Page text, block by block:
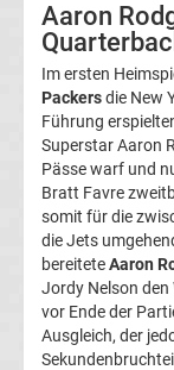
Ergebnisse
Champions
League
Tabelle
Champions
League
Aaron
Im ersten
Packersdie New
Führung
Superstar Aaron
Pässe warf und
Bratt Favre
somit für die
die Jets
bereiteteAaron
Jordy Nelson den
vor Ende der
Ausgleich, der